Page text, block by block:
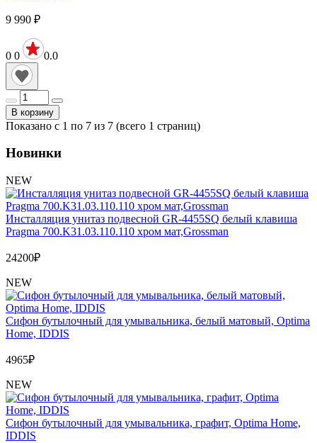
9 990 ₽
0 0 0.0
В корзину
Показано с 1 по 7 из 7 (всего 1 страниц)
Новинки
NEW
Инсталляция унитаз подвесной GR-4455SQ белый клавиша
Pragma 700.K31.03.110.110 хром мат,Grossman
24200₽
NEW
Сифон бутылочный для умывальника, белый матовый, Optima
Home, IDDIS
4965₽
NEW
Сифон бутылочный для умывальника, графит, Optima Home,
IDDIS